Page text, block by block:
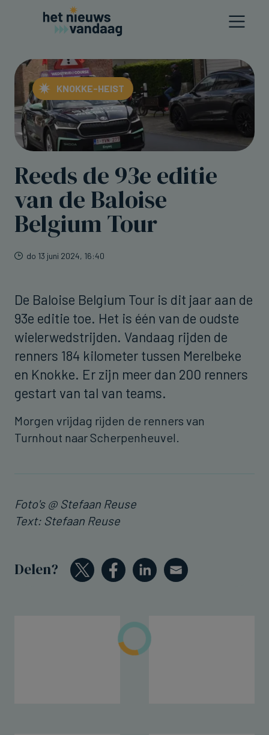
KNOKKE-HEIST
Reeds de 93e editie
van de Baloise
Belgium Tour
do 13 juni 2024, 16:40
De Baloise Belgium Tour is dit jaar aan de
93e editie toe. Het is één van de oudste
wielerwedstrijden. Vandaag rijden de
renners 184 kilometer tussen Merelbeke
en Knokke. Er zijn meer dan 200 renners
gestart van tal van teams.
Morgen vrijdag rijden de renners van
Turnhout naar Scherpenheuvel.
Foto's @ Stefaan Reuse
Text: Stefaan Reuse
Delen?